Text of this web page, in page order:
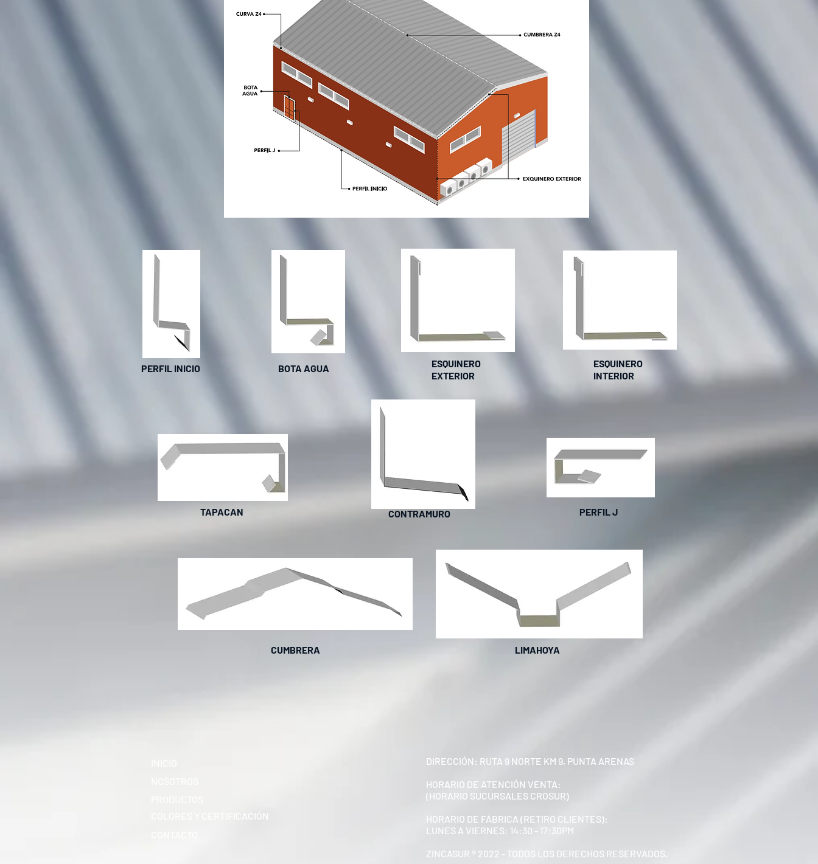
PERFIL INICIO BOTA AGUA
TAPACAN
ESQUINERO
EXTERIOR
CONTRAMURO
ESQUINERO
INTERIOR
PERFIL J
CUMBRERA LIMAHOYA
COLORES Y CERTIFICACIÓN
DIRECCIÓN: RUTA 9 NORTE KM 9, PUNTA ARENAS
HORARIO DE ATENCIÓN VENTA:
(HORARIO SUCURSALES CROSUR)
HORARIO DE FÁBRICA (RETIRO CLIENTES):
LUNES A VIERNES: 14:30 - 17:30PM
ZINCASUR ® 2022 - TODOS LOS DERECHOS RESERVADOS.